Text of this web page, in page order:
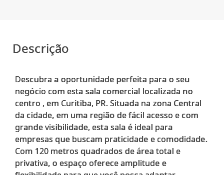
Descrição
Descubra a oportunidade perfeita para o seu
negócio com esta sala comercial localizada no
centro , em Curitiba, PR. Situada na zona Central
da cidade, em uma região de fácil acesso e com
grande visibilidade, esta sala é ideal para
empresas que buscam praticidade e comodidade.
Com 120 metros quadrados de área total e
privativa, o espaço oferece amplitude e